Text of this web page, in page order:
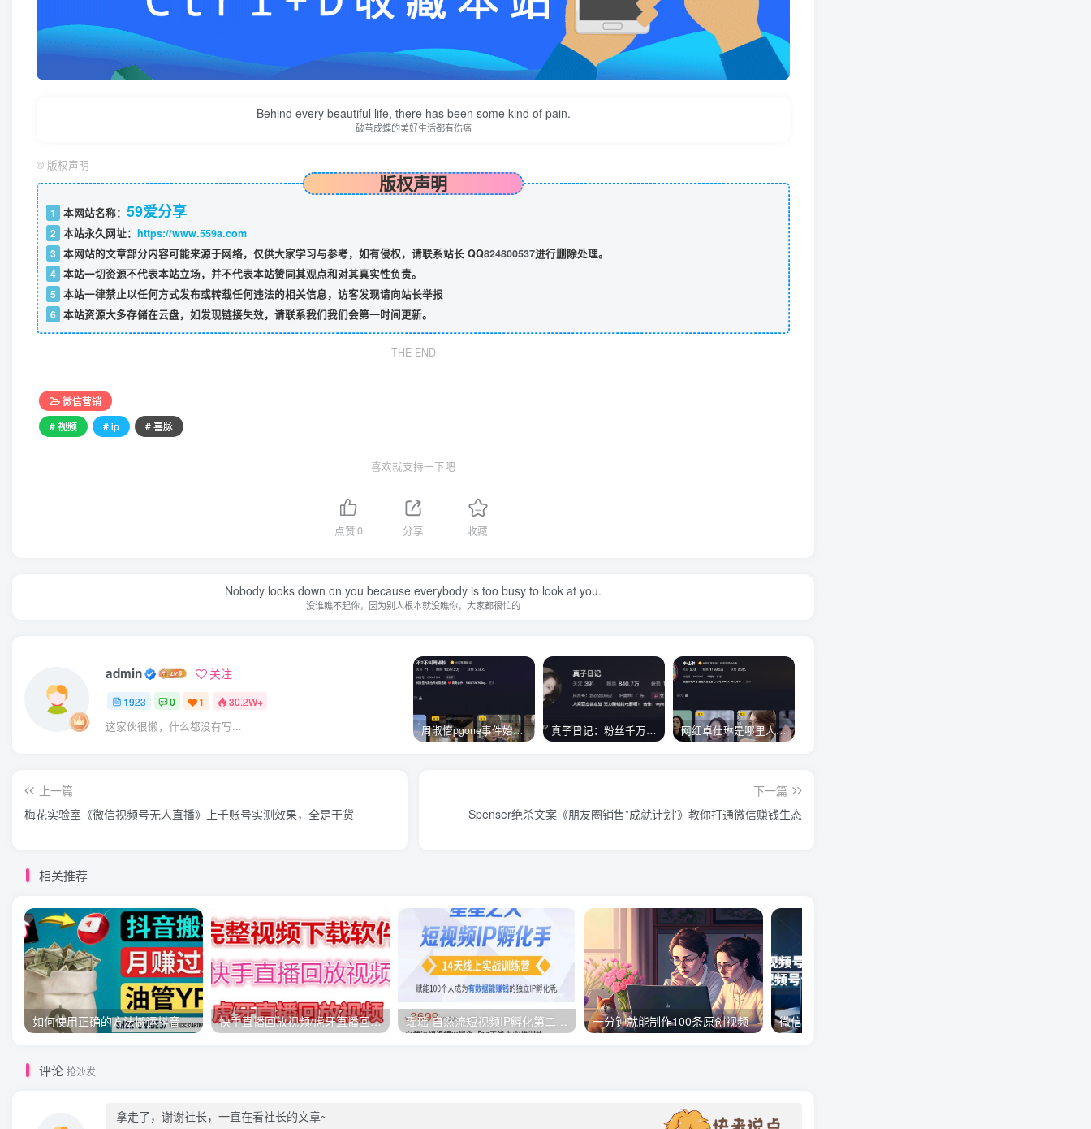
Behind every beautiful life, there has been some kind of pain.
破茧成蝶的美好生活都有伤痛
© 版权声明
版权声明
1 本网站名称： 59爱分享
2 本站永久网址： https://www.559a.com
3 本网站的文章部分内容可能来源于网络，仅供大家学习与参考，如有侵权，请联系站长 QQ824800537进行删除处理。
4 本站一切资源不代表本站立场，并不代表本站赞同其观点和对其真实性负责。
5 本站一律禁止以任何方式发布或转载任何违法的相关信息，访客发现请向站长举报
6 本站资源大多存储在云盘，如发现链接失效，请联系我们我们会第一时间更新。
THE END
微信营销
# 视频
# ip # 喜脉
喜欢就支持一下吧
点赞0 分享 收藏
Nobody looks down on you because everybody is too busy to look at you.
没谁瞧不起你，因为别人根本就没瞧你，大家都很忙的
admin 关注
1923 0 1 30.2W+
这家伙很懒，什么都没有写... 周淑怡pgone事件始末，周淑怡现状 真子日记：粉丝千万的真子日记是最懂反转的网红吗？ 网红卓仕琳是哪里人，下跪的原因
上一篇
梅花实验室《微信视频号无人直播》上千账号实测效果，全是干货
下一篇
Spenser绝杀文案《朋友圈销售”成就计划'》教你打通微信赚钱生态
相关推荐
如何使用正确的方法搬运抖音视频到YouTube Shorts，月赚过万 快手直播回放视频/虎牙直播回放视频完整下载(电脑软件+视频教程) 瑶瑶·自然流短视频IP孵化第二期，14天线上实战训练营，赋能100个人成为有数据能赚钱的独立IP孵化手 一分钟就能制作100条原创视频
评论 抢沙发